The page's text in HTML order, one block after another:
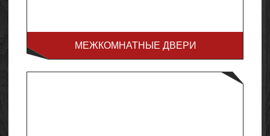
МЕЖКОМНАТНЫЕ ДВЕРИ